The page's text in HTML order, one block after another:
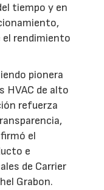
tiempo y en
el rendimiento
pionera
HVAC de alto
refuerza
el
e
de Carrier
Grabon.